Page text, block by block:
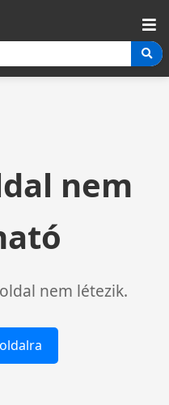
nem
nem létezik.